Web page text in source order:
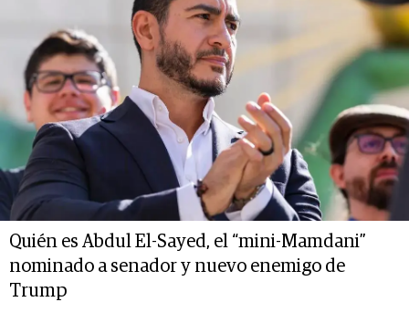
Quién es Abdul El-Sayed, el “mini-Mamdani”
nominado a senador y nuevo enemigo de
Trump